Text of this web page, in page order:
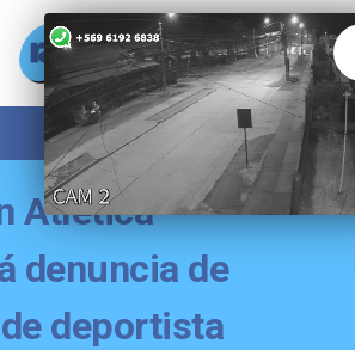
LOCAL DEPORTES
Atlética
denuncia de
deportista